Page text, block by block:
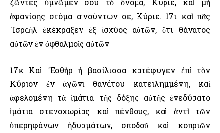
ζῶντες ὑμνῶμέν σου τὸ ὄνομα, Κύριε, καὶ μὴ
ἀφανίσῃς στόμα αἰνούντων σε, Κύριε. 17ι καὶ πᾶς
᾿Ισραὴλ ἐκέκραξεν ἐξ ἰσχύος αὐτῶν, ὅτι θάνατος
αὐτῶν ἐν ὀφθαλμοῖς αὐτῶν.
17κ Καὶ ᾿Εσθὴρ ἡ βασίλισσα κατέφυγεν ἐπὶ τὸν
Κύριον ἐν ἀγῶνι θανάτου κατειλημμένη, καὶ
ἀφελομένη τὰ ἱμάτια τῆς δόξης αὐτῆς ἐνεδύσατο
ἱμάτια στενοχωρίας καὶ πένθους, καὶ ἀντὶ τῶν
ὑπερηφάνων ἡδυσμάτων, σποδοῦ καὶ κοπριῶν